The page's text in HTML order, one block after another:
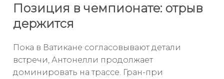
Позиция в чемпионате: отрыв
держится
Пока в Ватикане согласовывают детали
встречи, Антонелли продолжает
доминировать на трассе. Гран-при